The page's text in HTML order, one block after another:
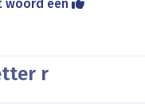
woord een
r